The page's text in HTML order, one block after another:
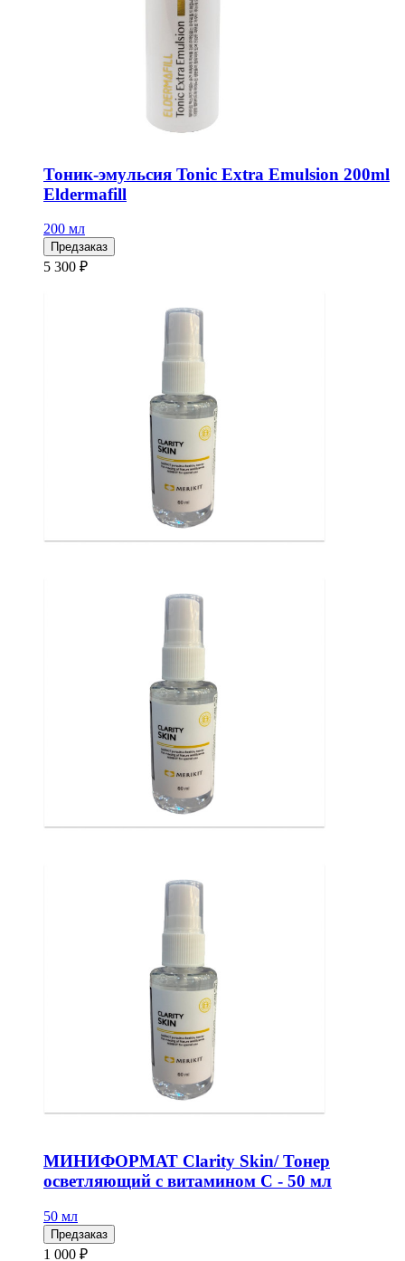
Тоник-эмульсия Tonic Extra Emulsion 200ml
Eldermafill
200 мл
Предзаказ
5 300 ₽
МИНИФОРМАТ Clarity Skin/ Тонер
осветляющий с витамином С - 50 мл
50 мл
Предзаказ
1 000 ₽